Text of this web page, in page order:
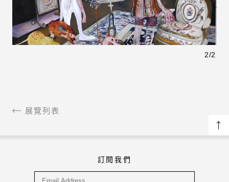
展覽列表
2/2
訂閱我們